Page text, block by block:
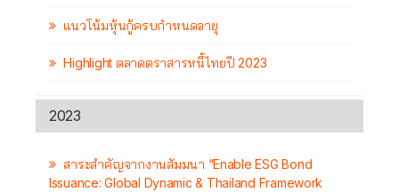
แนวโน้มหุ้นกู้ครบกำหนดอายุ
Highlight ตลาดตราสารหนี้ไทยปี 2023
2023
สาระสำคัญจากงานสัมมนา “Enable ESG Bond
Issuance: Global Dynamic & Thailand Framework